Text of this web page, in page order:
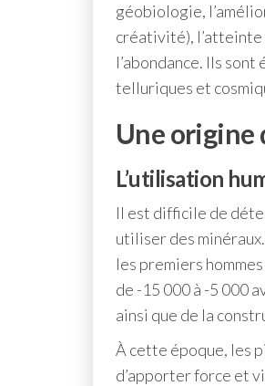
géobiologie,
créativité), l’atteinte
l’abondance. Ils
telluriques et
Une origine
L’utilisation
Il est difficile de
utiliser des
les premiers
de -15 000 à -5 000
ainsi que de la
À cette époque, les
d’apporter force et